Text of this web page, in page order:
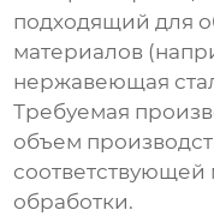
подходящий для
материалов
нержавеющая
Требуемая
объем
обработки.